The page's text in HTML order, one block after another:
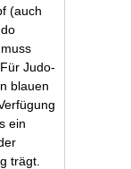
(auch
Judo-
blauen
ein
trägt.